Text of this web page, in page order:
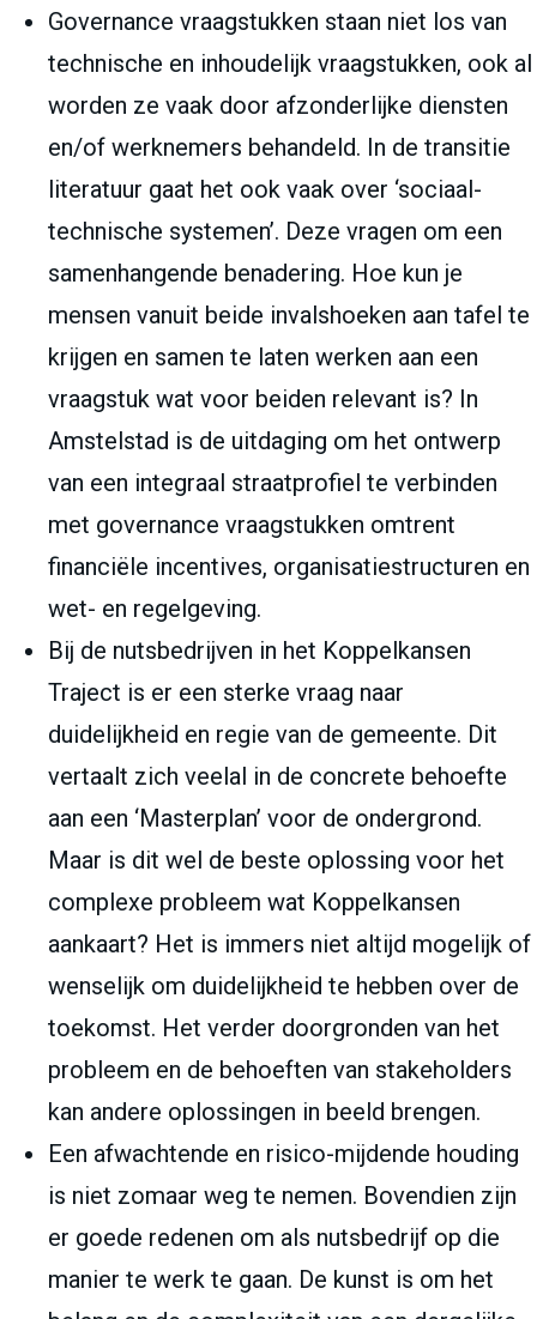
Governance vraagstukken staan niet los van
technische en inhoudelijk vraagstukken, ook al
worden ze vaak door afzonderlijke diensten
en/of werknemers behandeld. In de transitie
literatuur gaat het ook vaak over ‘sociaal-
technische systemen’. Deze vragen om een
samenhangende benadering. Hoe kun je
mensen vanuit beide invalshoeken aan tafel te
krijgen en samen te laten werken aan een
vraagstuk wat voor beiden relevant is? In
Amstelstad is de uitdaging om het ontwerp
van een integraal straatprofiel te verbinden
met governance vraagstukken omtrent
financiële incentives, organisatiestructuren en
wet- en regelgeving.
Bij de nutsbedrijven in het Koppelkansen
Traject is er een sterke vraag naar
duidelijkheid en regie van de gemeente. Dit
vertaalt zich veelal in de concrete behoefte
aan een ‘Masterplan’ voor de ondergrond.
Maar is dit wel de beste oplossing voor het
complexe probleem wat Koppelkansen
aankaart? Het is immers niet altijd mogelijk of
wenselijk om duidelijkheid te hebben over de
toekomst. Het verder doorgronden van het
probleem en de behoeften van stakeholders
kan andere oplossingen in beeld brengen.
Een afwachtende en risico-mijdende houding
is niet zomaar weg te nemen. Bovendien zijn
er goede redenen om als nutsbedrijf op die
manier te werk te gaan. De kunst is om het